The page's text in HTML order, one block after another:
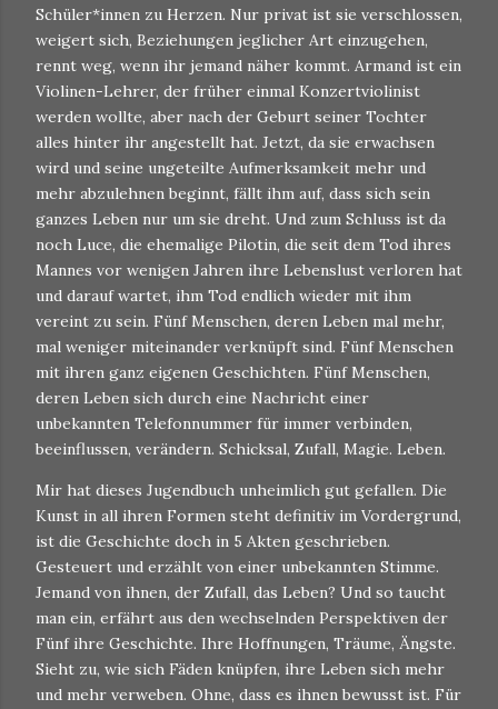
Schüler*innen zu Herzen. Nur privat ist sie verschlossen,
weigert sich, Beziehungen jeglicher Art einzugehen,
rennt weg, wenn ihr jemand näher kommt. Armand ist ein
Violinen-Lehrer, der früher einmal Konzertviolinist
werden wollte, aber nach der Geburt seiner Tochter
alles hinter ihr angestellt hat. Jetzt, da sie erwachsen
wird und seine ungeteilte Aufmerksamkeit mehr und
mehr abzulehnen beginnt, fällt ihm auf, dass sich sein
ganzes Leben nur um sie dreht. Und zum Schluss ist da
noch Luce, die ehemalige Pilotin, die seit dem Tod ihres
Mannes vor wenigen Jahren ihre Lebenslust verloren hat
und darauf wartet, ihm Tod endlich wieder mit ihm
vereint zu sein. Fünf Menschen, deren Leben mal mehr,
mal weniger miteinander verknüpft sind. Fünf Menschen
mit ihren ganz eigenen Geschichten. Fünf Menschen,
deren Leben sich durch eine Nachricht einer
unbekannten Telefonnummer für immer verbinden,
beeinflussen, verändern. Schicksal, Zufall, Magie. Leben.
Mir hat dieses Jugendbuch unheimlich gut gefallen. Die
Kunst in all ihren Formen steht definitiv im Vordergrund,
ist die Geschichte doch in 5 Akten geschrieben.
Gesteuert und erzählt von einer unbekannten Stimme.
Jemand von ihnen, der Zufall, das Leben? Und so taucht
man ein, erfährt aus den wechselnden Perspektiven der
Fünf ihre Geschichte. Ihre Hoffnungen, Träume, Ängste.
Sieht zu, wie sich Fäden knüpfen, ihre Leben sich mehr
und mehr verweben. Ohne, dass es ihnen bewusst ist. Für